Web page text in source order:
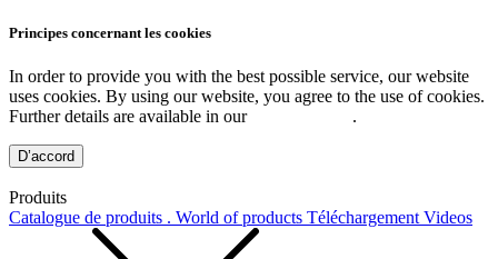
Principes concernant les cookies
In order to provide you with the best possible service, our website
uses cookies. By using our website, you agree to the use of cookies.
Further details are available in our
.
D’accord
Produits
Catalogue de produits . World of products Téléchargement Videos